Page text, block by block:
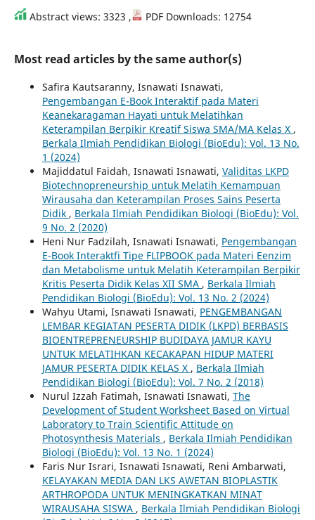
Abstract views: 3323 , PDF Downloads: 12754
Most read articles by the same author(s)
Safira Kautsaranny, Isnawati Isnawati,
Pengembangan E-Book Interaktif pada Materi
Keanekaragaman Hayati untuk Melatihkan
Keterampilan Berpikir Kreatif Siswa SMA/MA Kelas X ,
Berkala Ilmiah Pendidikan Biologi (BioEdu): Vol. 13 No.
1 (2024)
Majiddatul Faidah, Isnawati Isnawati, Validitas LKPD
Biotechnopreneurship untuk Melatih Kemampuan
Wirausaha dan Keterampilan Proses Sains Peserta
Didik , Berkala Ilmiah Pendidikan Biologi (BioEdu): Vol.
9 No. 2 (2020)
Heni Nur Fadzilah, Isnawati Isnawati, Pengembangan
E-Book Interaktfi Tipe FLIPBOOK pada Materi Eenzim
dan Metabolisme untuk Melatih Keterampilan Berpikir
Kritis Peserta Didik Kelas XII SMA , Berkala Ilmiah
Pendidikan Biologi (BioEdu): Vol. 13 No. 2 (2024)
Wahyu Utami, Isnawati Isnawati, PENGEMBANGAN
LEMBAR KEGIATAN PESERTA DIDIK (LKPD) BERBASIS
BIOENTREPRENEURSHIP BUDIDAYA JAMUR KAYU
UNTUK MELATIHKAN KECAKAPAN HIDUP MATERI
JAMUR PESERTA DIDIK KELAS X , Berkala Ilmiah
Pendidikan Biologi (BioEdu): Vol. 7 No. 2 (2018)
Nurul Izzah Fatimah, Isnawati Isnawati, The
Development of Student Worksheet Based on Virtual
Laboratory to Train Scientific Attitude on
Photosynthesis Materials , Berkala Ilmiah Pendidikan
Biologi (BioEdu): Vol. 13 No. 1 (2024)
Faris Nur Israri, Isnawati Isnawati, Reni Ambarwati,
KELAYAKAN MEDIA DAN LKS AWETAN BIOPLASTIK
ARTHROPODA UNTUK MENINGKATKAN MINAT
WIRAUSAHA SISWA , Berkala Ilmiah Pendidikan Biologi